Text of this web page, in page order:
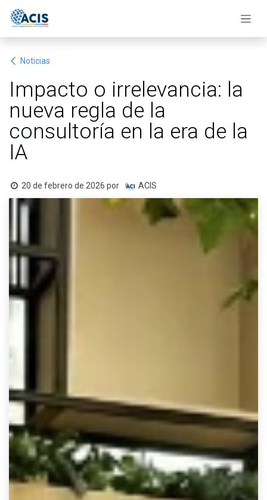
Noticias
Impacto o irrelevancia: la
nueva regla de la
consultoría en la era de la
IA
20 de febrero de 2026 por ACIS